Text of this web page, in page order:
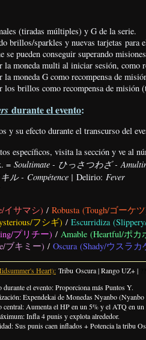
(tiradas múltiples) y G de la serie.
brillos/sparkles y nuevas tarjetas para
se pueden conseguir superando
la moneda multi al iniciar sesión,
la moneda G como recompensa de
los brillos como recompensa de misión
durante el evento:
y su efecto durante el transcurso del
específicos, visita la sección y ve al
= Soultimate - ひっさつわざ -
ル - Compétence | Delirio: Fever
イサマシ) / Robusta (Tough/ゴーケ
フシギ) / Escurridiza
プリチー) / Amable (Heartful/ポカ
ブキミー) / Oscura (Shady/ウスラカ
Heart): Tribu Oscura | Rango UZ+ |
durante el evento: Proporciona más Puntos Y.
Expendekai de Monedas Nyanbo
central: Aumenta el HP en un 5% y el ATQ en
Infla 4 punis y explota alrededor.
Sus punis caen inflados + Potencia la tribu